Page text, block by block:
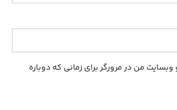
وبسایت من در مرورگر برای زمانی که دوباره